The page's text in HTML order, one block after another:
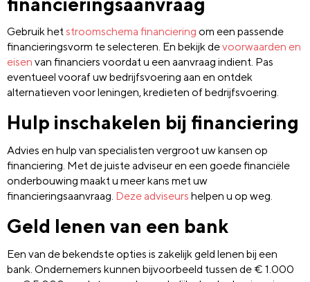
Gebruik hetstroomschema financiering om een passende
financieringsvorm te selecteren. En bekijk devoorwaarden en
eisen van financiers voordat u een aanvraag indient. Pas
eventueel vooraf uw bedrijfsvoering aan en ontdek
alternatieven voor leningen, kredieten of bedrijfsvoering.
Hulp inschakelen bij financiering
Advies en hulp van specialisten vergroot uw kansen op
financiering. Met de juiste adviseur en een goede financiële
onderbouwing maakt u meer kans met uw
financieringsaanvraag. Deze adviseurs helpen u op weg.
Geld lenen van een bank
Een van de bekendste opties is zakelijk geld lenen bij een
bank. Ondernemers kunnen bijvoorbeeld tussen de € 1.000